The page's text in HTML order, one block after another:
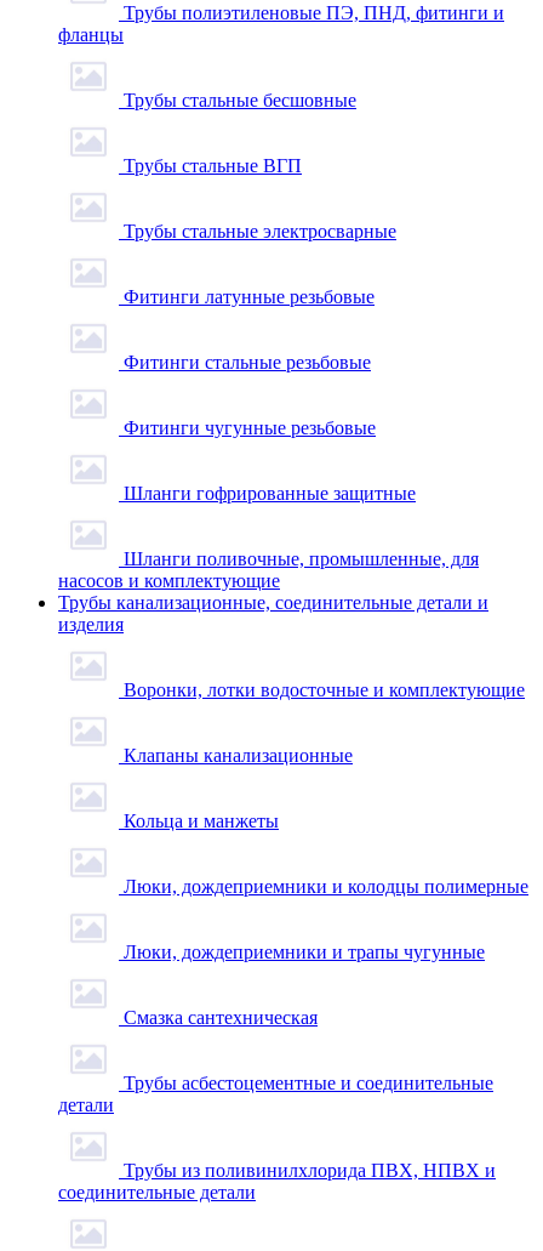
Трубы полиэтиленовые ПЭ, ПНД, фитинги и
фланцы
Трубы стальные бесшовные
Трубы стальные ВГП
Трубы стальные электросварные
Фитинги латунные резьбовые
Фитинги стальные резьбовые
Фитинги чугунные резьбовые
Шланги гофрированные защитные
Шланги поливочные, промышленные, для
насосов и комплектующие
Трубы канализационные, соединительные детали и
изделия
Воронки, лотки водосточные и комплектующие
Клапаны канализационные
Кольца и манжеты
Люки, дождеприемники и колодцы полимерные
Люки, дождеприемники и трапы чугунные
Смазка сантехническая
Трубы асбестоцементные и соединительные
детали
Трубы из поливинилхлорида ПВХ, НПВХ и
соединительные детали